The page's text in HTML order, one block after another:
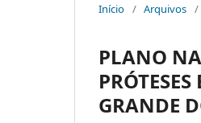
Início / Arquivos /
PLANO
GRANDE